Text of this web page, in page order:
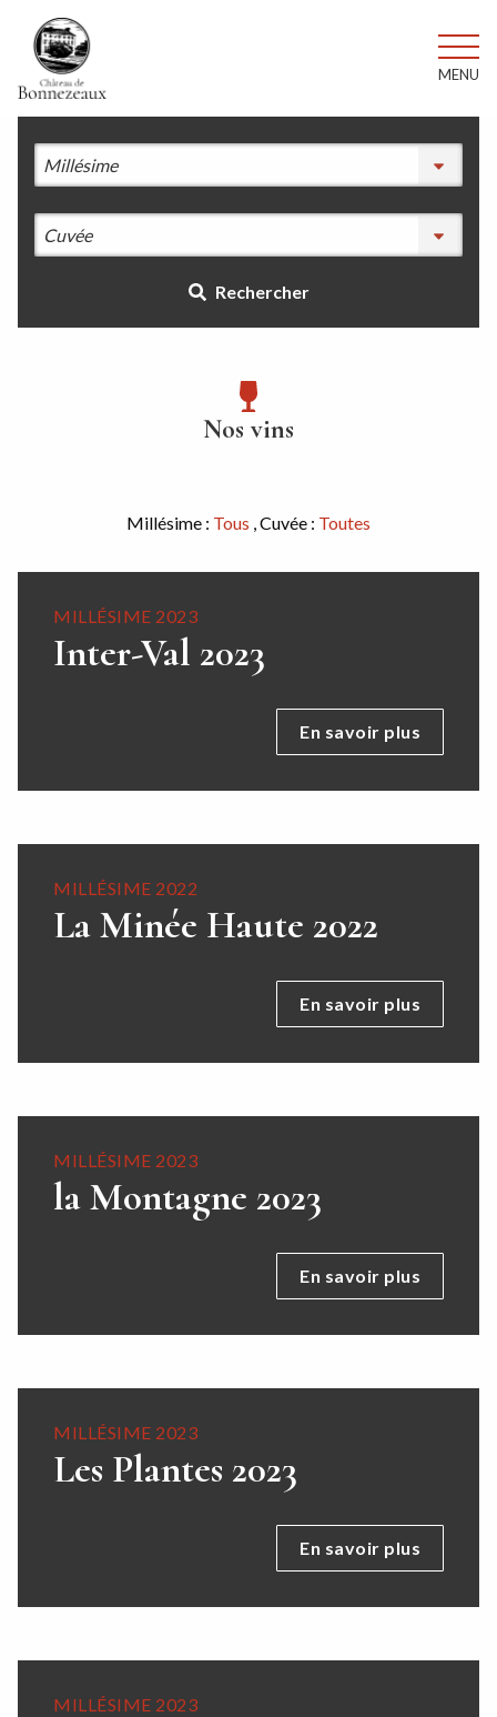
MENU
Rechercher
Nos vins
Millésime : Tous , Cuvée : Toutes
MILLÉSIME 2023
Inter-Val 2023
En savoir plus
MILLÉSIME 2022
La Minée Haute 2022
En savoir plus
MILLÉSIME 2023
la Montagne 2023
En savoir plus
MILLÉSIME 2023
Les Plantes 2023
En savoir plus
MILLÉSIME 2023